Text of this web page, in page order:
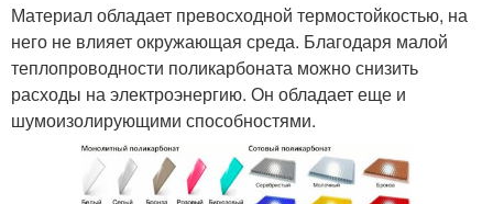
Материал обладает превосходной термостойкостью, на
него не влияет окружающая среда. Благодаря малой
теплопроводности поликарбоната можно снизить
расходы на электроэнергию. Он обладает еще и
шумоизолирующими способностями.